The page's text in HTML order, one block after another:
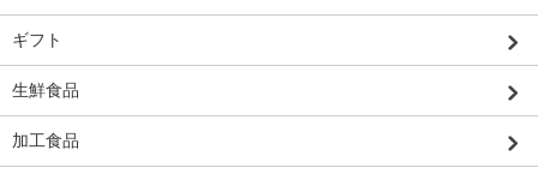
ギフト
生鮮食品
加工食品